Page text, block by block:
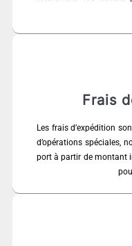
Frais
Les frais d’expédition
d’opérations spéciales,
port à partir de montant